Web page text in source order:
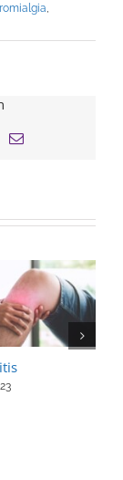
Correo